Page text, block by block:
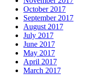
October 2017
September 2017
August 2017
July 2017
June 2017
May 2017
April 2017
March 2017